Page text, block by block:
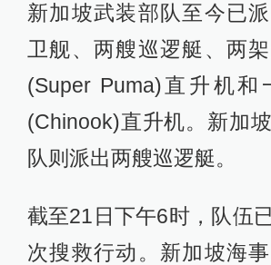
新加坡武装部队至今已
卫舰、两艘巡逻艇、两
(Super Puma)直升机
(Chinook)直升机。新加
队则派出两艘巡逻艇。
截至21日下午6时，队伍
次搜救行动。新加坡海